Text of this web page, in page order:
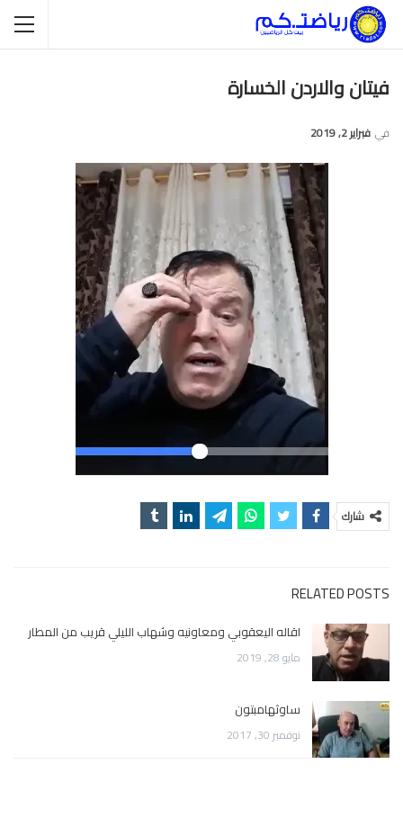
فيتان والاردن الخسارة
في فبراير 2, 2019
شارك
RELATED POSTS
اقاله اليعقوبي ومعاونيه وشهاب الليلي قريب من المطار
مايو 28, 2019
ساوثهامبتون
نوفمبر 30, 2017